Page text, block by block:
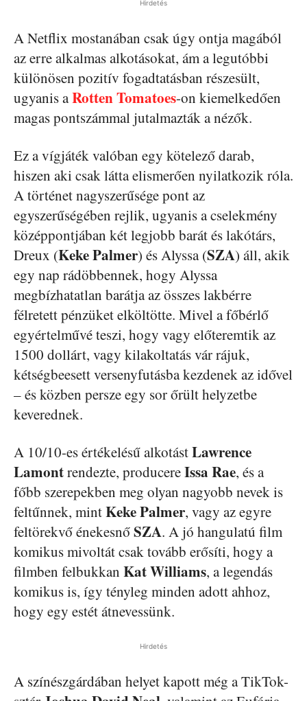
Hirdetés
A Netflix mostanában csak úgy ontja magából
az erre alkalmas alkotásokat, ám a legutóbbi
különösen pozitív fogadtatásban részesült,
ugyanis aRotten Tomatoes-on kiemelkedően
magas pontszámmal jutalmazták a nézők.
Ez a vígjáték valóban egy kötelező darab,
hiszen aki csak látta elismerően nyilatkozik róla.
A történet nagyszerűsége pont az
egyszerűségében rejlik, ugyanis a cselekmény
középpontjában két legjobb barát és lakótárs,
Dreux (Keke Palmer) és Alyssa (SZA) áll, akik
egy nap rádöbbennek, hogy Alyssa
megbízhatatlan barátja az összes lakbérre
félretett pénzüket elköltötte. Mivel a főbérlő
egyértelművé teszi, hogy vagy előteremtik az
1500 dollárt, vagy kilakoltatás vár rájuk,
kétségbeesett versenyfutásba kezdenek az idővel
– és közben persze egy sor őrült helyzetbe
keverednek.
A 10/10-es értékelésű alkotástLawrence
Lamontrendezte, producereIssa Rae, és a
főbb szerepekben meg olyan nagyobb nevek is
feltűnnek, mintKeke Palmer, vagy az egyre
feltörekvő énekesnőSZA. A jó hangulatú film
komikus mivoltát csak tovább erősíti, hogy a
filmben felbukkan Kat Williams, a legendás
komikus is, így tényleg minden adott ahhoz,
hogy egy estét átnevessünk.
Hirdetés
A színészgárdában helyet kapott még a TikTok-